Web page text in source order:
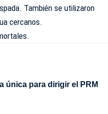
También se utilizaron
cercanos.
única para dirigir el PRM